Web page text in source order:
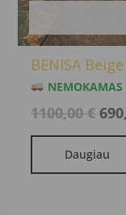
BENISA
NEMOKAMAS
1100,00€
Daugiau